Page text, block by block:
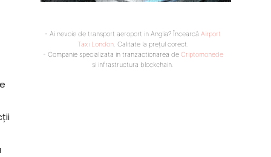
- Ai nevoie de transport aeroport in Anglia? Încearcă Airport
Taxi London. Calitate la prețul corect.
- Companie specializata in tranzactionarea de Criptomonede
si infrastructura blockchain.